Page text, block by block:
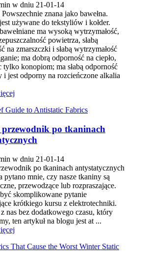
w dniu 21-01-14
Powszechnie znana jako bawełna.
używane do tekstyliów i kołder.
ma wysoką wytrzymałość,
powietrza, słabą
na zmarszczki i słabą wytrzymałość
ma dobrą odporność na ciepło,
tylko konopiom; ma słabą odporność
i jest odporny na rozcieńczone alkalia
po tkaninach
w dniu 21-01-14
po tkaninach antystatycznych
pytano mnie, czy nasze tkaniny są
przewodzące lub rozpraszające.
skomplikowane pytanie
krótkiego kursu z elektrotechniki.
nas bez dodatkowego czasu, który
ten artykuł na blogu jest at ...